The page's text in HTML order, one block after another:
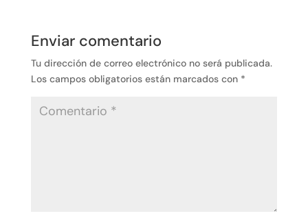
Enviar comentario
Tu dirección de correo electrónico no será publicada.
Los campos obligatorios están marcados con *